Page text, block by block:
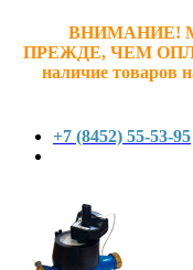
ВНИМАНИЕ!
ПРЕЖДЕ, ЧЕМ
наличие товаров
+7 (8452) 55-53-95